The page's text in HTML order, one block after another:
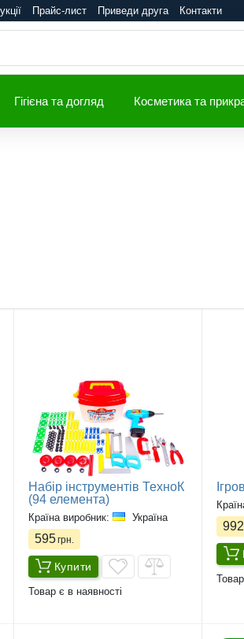
Прайс-лист Приведи друга Контакти
Гігієна та догляд Косметика та
Набір інструментів ТехноК
(94 елемента)
Країна виробник: Україна
595грн.
Купити
Товар є в наявності
992